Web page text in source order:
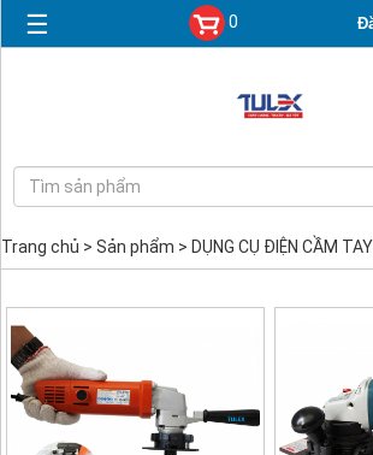
☰ 0
Trang chủ > Sản phẩm > DỤNG CỤ ĐIỆN CẦM TAY